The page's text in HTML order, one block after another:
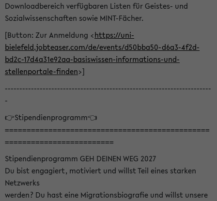
Downloadbereich verfügbaren Listen für Geistes- und
Sozialwissenschaften sowie MINT-Fächer.
[Button: Zur Anmeldung <https://uni-
bielefeld.jobteaser.com/de/events/d50bba50-d6a3-4f2d-
bd2c-17d4a31e92aa-basiswissen-informations-und-
stellenportale-finden>]
-----------------------------------------------------------------------
-
👉Stipendienprogramm👈
===============================================
=========================
Stipendienprogramm GEH DEINEN WEG 2027
Du bist engagiert, motiviert und willst Teil eines starken
Netzwerks
werden? Du hast eine Migrationsbiografie und willst unsere